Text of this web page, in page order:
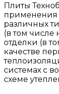
Плиты
применения
различных
(в том
отделки (в
качестве
системах с
схеме